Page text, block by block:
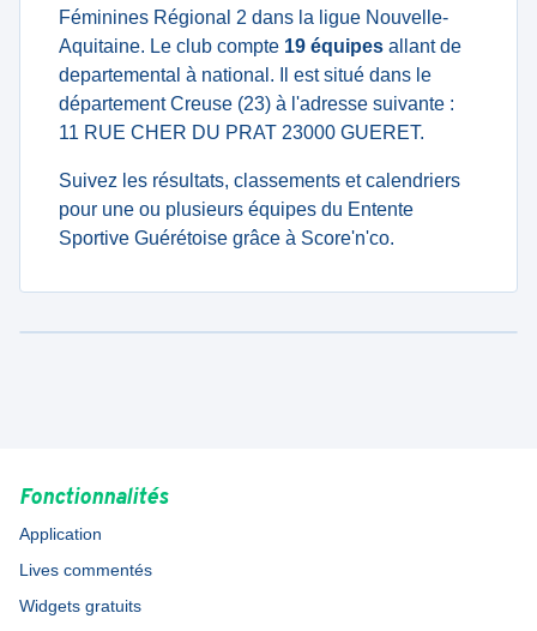
Féminines Régional 2 dans la ligue Nouvelle-
Aquitaine. Le club compte 19 équipes allant de
departemental à national. Il est situé dans le
département Creuse (23) à l'adresse suivante :
11 RUE CHER DU PRAT 23000 GUERET.
Suivez les résultats, classements et calendriers
pour une ou plusieurs équipes du Entente
Sportive Guérétoise grâce à Score'n'co.
Fonctionnalités
Application
Lives commentés
Widgets gratuits